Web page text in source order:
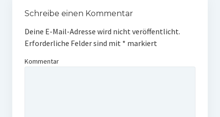
Schreibe einen Kommentar
Deine E-Mail-Adresse wird nicht veröffentlicht.
Erforderliche Felder sind mit * markiert
Kommentar